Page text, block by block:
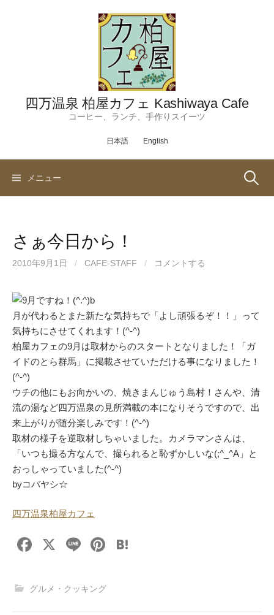
四万温泉 柏屋カフェ Kashiwaya Cafe
コーヒー、ランチ、手作りスイーツ
日本語 English
メニュー 検
さぁ今日から！
2010年9月1日 / CAFE-STAFF / コメントする
9月ですね！(^.^)b
月が代わるとまた新たな気持ちで「よし頑張るぞ！！」って
気持ちにさせてくれます！(^-^)
柏屋カフェの9月は取材からのスタートとなりました！「ガ
イドのとら群馬」に掲載させていただける事になりました！
(^-^)
ウチの他にもお向かいの、焼きまんじゅう島村！さんや、清
流の湯など四万温泉の見所満載の本になりそうですので、出
来上がりが随分楽しみです！(^-^)
取材の様子を逆取材しちゃいました。カメラマンさんは、
「いつも撮る方なんで、撮られると恥ずかしいな(;^_^A」と
おっしゃっていました(^-^)
byコバヤシ☆
四万温泉柏屋カフェ
F
c
X
Li
e
Pi
グルメ・クッキング